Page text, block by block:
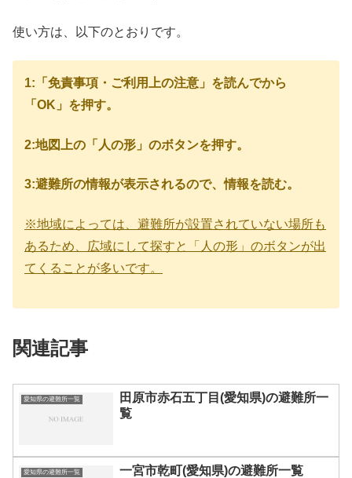
使い方は、以下のとおりです。
1:「免責事項・ご利用上の注意」を読んでから
「OK」を押す。
2:地図上の「人の形」のボタンを押す。
3:避難所の情報が表示されるので、情報を読む。
※地域によっては、避難所が設置されていない場所も
あるため、広域にして探すと「人の形」のボタンが出
てくることが多いです。
関連記事
愛知県の避難所一覧
田原市赤石五丁目(愛知県)の避難所一
覧
愛知県の避難所一覧 一宮市乾町(愛知県)の避難所一覧